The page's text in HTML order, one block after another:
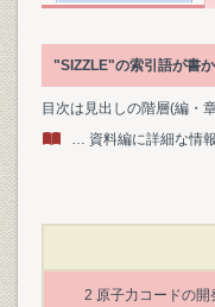
"SIZZLE"の索引語が書
目次は見出しの階層(編・
… 資料編に詳細な情報
2 原子力コードの開